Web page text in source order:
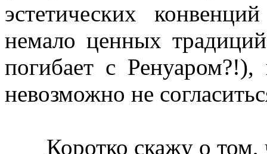
эстетических
немало ценных
погибает с
невозможно не
Коротко скажу о том,